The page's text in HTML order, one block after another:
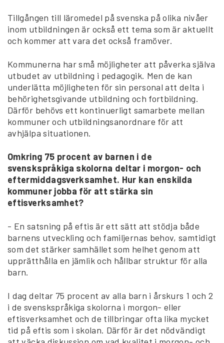
Tillgången till läromedel på svenska på olika nivåer
inom utbildningen är också ett tema som är aktuellt
och kommer att vara det också framöver.
Kommunerna har små möjligheter att påverka själva
utbudet av utbildning i pedagogik. Men de kan
underlätta möjligheten för sin personal att delta i
behörighetsgivande utbildning och fortbildning.
Därför behövs ett kontinuerligt samarbete mellan
kommuner och utbildningsanordnare för att
avhjälpa situationen.
Omkring 75 procent av barnen i de
svenskspråkiga skolorna deltar i morgon- och
eftermiddagsverksamhet. Hur kan enskilda
kommuner jobba för att stärka sin
eftisverksamhet?
- En satsning på eftis är ett sätt att stödja både
barnens utveckling och familjernas behov, samtidigt
som det stärker samhället som helhet genom att
upprätthålla en jämlik och hållbar struktur för alla
barn.
I dag deltar 75 procent av alla barn i årskurs 1 och 2
i de svenskspråkiga skolorna i morgon- eller
eftisverksamhet och de tillbringar ofta lika mycket
tid på eftis som i skolan. Därför är det nödvändigt